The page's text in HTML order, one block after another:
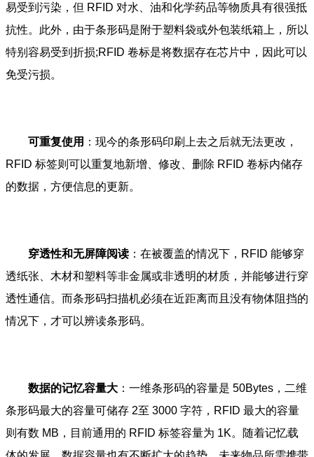
易受到污染，但 RFID 对水、油和化学药品等物质具有很强抵
抗性。此外，由于条形码是附于塑料袋或外包装纸箱上，所以
特别容易受到折损;RFID 卷标是将数据存在芯片中，因此可以
免受污损。
可重复使用 ：现今的条形码印刷上去之后就无法更改，
RFID 标签则可以重复地新增、修改、删除 RFID 卷标内储存
的数据，方便信息的更新。
穿透性和无屏障阅读 ：在被覆盖的情况下，RFID 能够穿
透纸张、木材和塑料等非金属或非透明的材质，并能够进行穿
透性通信。而条形码扫描机必须在近距离而且没有物体阻挡的
情况下，才可以辨读条形码。
数据的记忆容量大 ：一维条形码的容量是 50Bytes，二维
条形码最大的容量可储存 2至 3000 字符，RFID 最大的容量
则有数 MB，目前通用的 RFID 标签容量为 1K。随着记忆载